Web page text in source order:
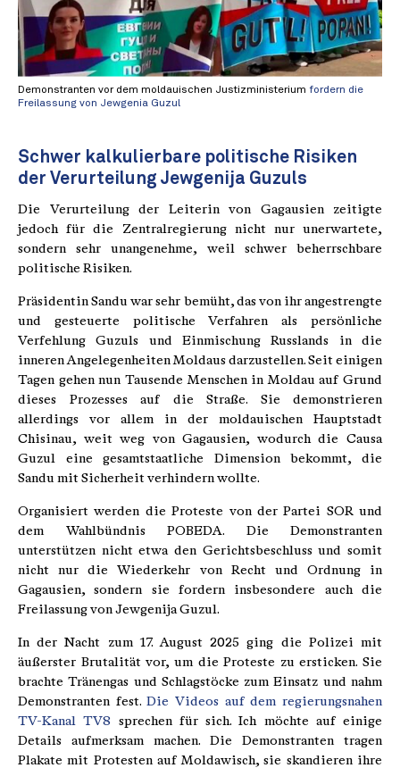
Demonstranten vor dem moldauischen Justizministerium fordern die
Freilassung von Jewgenia Guzul
Schwer kalkulierbare politische Risiken
der Verurteilung Jewgenija Guzuls
Die Verurteilung der Leiterin von Gagausien zeitigte
jedoch für die Zentralregierung nicht nur unerwartete,
sondern sehr unangenehme, weil schwer beherrschbare
politische Risiken.
Präsidentin Sandu war sehr bemüht, das von ihr angestrengte
und gesteuerte politische Verfahren als persönliche
Verfehlung Guzuls und Einmischung Russlands in die
inneren Angelegenheiten Moldaus darzustellen. Seit einigen
Tagen gehen nun Tausende Menschen in Moldau auf Grund
dieses Prozesses auf die Straße. Sie demonstrieren
allerdings vor allem in der moldauischen Hauptstadt
Chisinau, weit weg von Gagausien, wodurch die Causa
Guzul eine gesamtstaatliche Dimension bekommt, die
Sandu mit Sicherheit verhindern wollte.
Organisiert werden die Proteste von der Partei SOR und
dem Wahlbündnis POBEDA. Die Demonstranten
unterstützen nicht etwa den Gerichtsbeschluss und somit
nicht nur die Wiederkehr von Recht und Ordnung in
Gagausien, sondern sie fordern insbesondere auch die
Freilassung von Jewgenija Guzul.
In der Nacht zum 17. August 2025 ging die Polizei mit
äußerster Brutalität vor, um die Proteste zu ersticken. Sie
brachte Tränengas und Schlagstöcke zum Einsatz und nahm
Demonstranten fest.Die Videos auf dem regierungsnahen
TV-Kanal TV8 sprechen für sich. Ich möchte auf einige
Details aufmerksam machen. Die Demonstranten tragen
Plakate mit Protesten auf Moldawisch, sie skandieren ihre